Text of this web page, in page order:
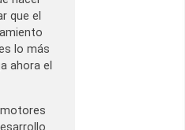
que el
lo más
ahora el